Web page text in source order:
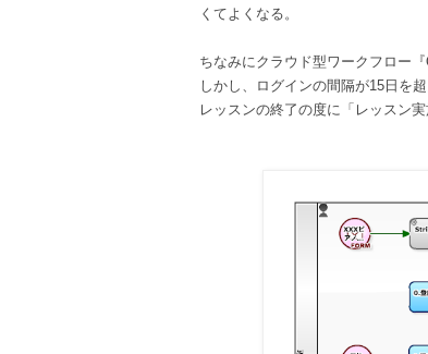
くてよくなる。
ちなみにクラウド型ワークフロー
しかし、ログインの間隔が15日を
レッスンの終了の度に「レッスン